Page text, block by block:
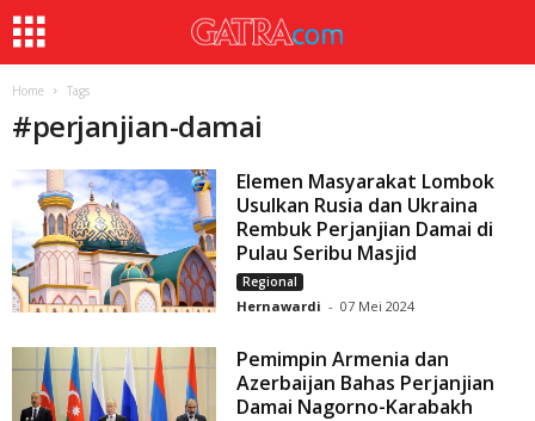
Home Tags
#perjanjian-damai
Elemen Masyarakat Lombok
Usulkan Rusia dan Ukraina
Rembuk Perjanjian Damai di
Pulau Seribu Masjid
Regional
Hernawardi - 07 Mei 2024
Pemimpin Armenia dan
Azerbaijan Bahas Perjanjian
Damai Nagorno-Karabakh